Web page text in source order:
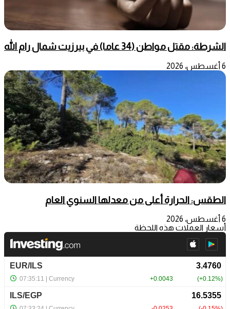
الشرطة: مقتل مواطن (34 عاما) في بيرزيت شمال رام الله
6 أغسطس، 2026
الطقس: الحرارة أعلى من معدلها السنوي العام
6 أغسطس، 2026
أسعار العملات هذه اللحظة